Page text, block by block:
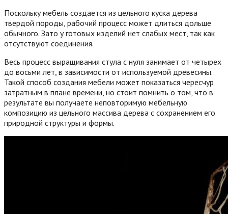
Поскольку мебель создается из цельного куска дерева
твердой породы, рабочий процесс может длиться дольше
обычного. Зато у готовых изделий нет слабых мест, так как
отсутствуют соединения.
Весь процесс выращивания стула с нуля занимает от четырех
до восьми лет, в зависимости от используемой древесины.
Такой способ создания мебели может показаться чересчур
затратным в плане времени, но стоит помнить о том, что в
результате вы получаете неповторимую мебельную
композицию из цельного массива дерева с сохранением его
природной структуры и формы.